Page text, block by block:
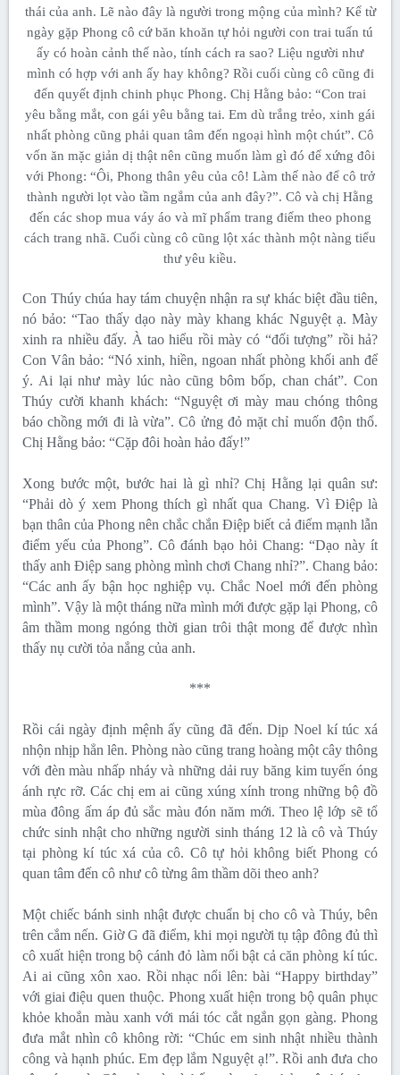
thái của anh. Lẽ nào đây là người trong mộng của mình? Kể từ
ngày gặp Phong cô cứ băn khoăn tự hỏi người con trai tuấn tú
ấy có hoàn cảnh thế nào, tính cách ra sao? Liệu người như
mình có hợp với anh ấy hay không? Rồi cuối cùng cô cũng đi
đến quyết định chinh phục Phong. Chị Hằng bảo: “Con trai
yêu bằng mắt, con gái yêu bằng tai. Em dù trắng trẻo, xinh gái
nhất phòng cũng phải quan tâm đến ngoại hình một chút”. Cô
vốn ăn mặc giản dị thật nên cũng muốn làm gì đó để xứng đôi
với Phong: “Ôi, Phong thân yêu của cô! Làm thế nào để cô trở
thành người lọt vào tầm ngắm của anh đây?”. Cô và chị Hằng
đến các shop mua váy áo và mĩ phẩm trang điểm theo phong
cách trang nhã. Cuối cùng cô cũng lột xác thành một nàng tiểu
thư yêu kiều.
Con Thúy chúa hay tám chuyện nhận ra sự khác biệt đầu tiên,
nó bảo: “Tao thấy dạo này mày khang khác Nguyệt ạ. Mày
xinh ra nhiều đấy. À tao hiểu rồi mày có “đối tượng” rồi hả?
Con Vân bảo: “Nó xinh, hiền, ngoan nhất phòng khối anh để
ý. Ai lại như mày lúc nào cũng bôm bốp, chan chát”. Con
Thúy cười khanh khách: “Nguyệt ơi mày mau chóng thông
báo chồng mới đi là vừa”. Cô ửng đỏ mặt chỉ muốn độn thổ.
Chị Hằng bảo: “Cặp đôi hoàn hảo đấy!”
Xong bước một, bước hai là gì nhỉ? Chị Hằng lại quân sư:
“Phải dò ý xem Phong thích gì nhất qua Chang. Vì Điệp là
bạn thân của Phong nên chắc chắn Điệp biết cả điểm mạnh lẫn
điểm yếu của Phong”. Cô đánh bạo hỏi Chang: “Dạo này ít
thấy anh Điệp sang phòng mình chơi Chang nhỉ?”. Chang bảo:
“Các anh ấy bận học nghiệp vụ. Chắc Noel mới đến phòng
mình”. Vậy là một tháng nữa mình mới được gặp lại Phong, cô
âm thầm mong ngóng thời gian trôi thật mong để được nhìn
thấy nụ cười tỏa nắng của anh.
***
Rồi cái ngày định mệnh ấy cũng đã đến. Dịp Noel kí túc xá
nhộn nhịp hẳn lên. Phòng nào cũng trang hoàng một cây thông
với đèn màu nhấp nháy và những dải ruy băng kim tuyến óng
ánh rực rỡ. Các chị em ai cũng xúng xính trong những bộ đồ
mùa đông ấm áp đủ sắc màu đón năm mới. Theo lệ lớp sẽ tổ
chức sinh nhật cho những người sinh tháng 12 là cô và Thúy
tại phòng kí túc xá của cô. Cô tự hỏi không biết Phong có
quan tâm đến cô như cô từng âm thầm dõi theo anh?
Một chiếc bánh sinh nhật được chuẩn bị cho cô và Thúy, bên
trên cắm nến. Giờ G đã điểm, khi mọi người tụ tập đông đủ thì
cô xuất hiện trong bộ cánh đỏ làm nổi bật cả căn phòng kí túc.
Ai ai cũng xôn xao. Rồi nhạc nổi lên: bài “Happy birthday”
với giai điệu quen thuộc. Phong xuất hiện trong bộ quân phục
khỏe khoắn màu xanh với mái tóc cắt ngắn gọn gàng. Phong
đưa mắt nhìn cô không rời: “Chúc em sinh nhật nhiều thành
công và hạnh phúc. Em đẹp lắm Nguyệt ạ!”. Rồi anh đưa cho